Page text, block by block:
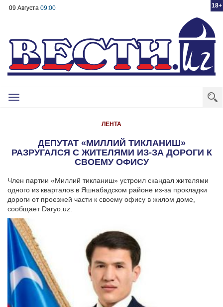
18+
09 Августа 09:00
Toggle
ЛЕНТА
ДЕПУТАТ «МИЛЛИЙ ТИКЛАНИШ»
РАЗРУГАЛСЯ С ЖИТЕЛЯМИ ИЗ-ЗА ДОРОГИ К
СВОЕМУ ОФИСУ
Член партии «Миллий тикланиш» устроил скандал жителями
одного из кварталов в Яшнабадском районе из-за прокладки
дороги от проезжей части к своему офису в жилом доме,
сообщает Daryo.uz.